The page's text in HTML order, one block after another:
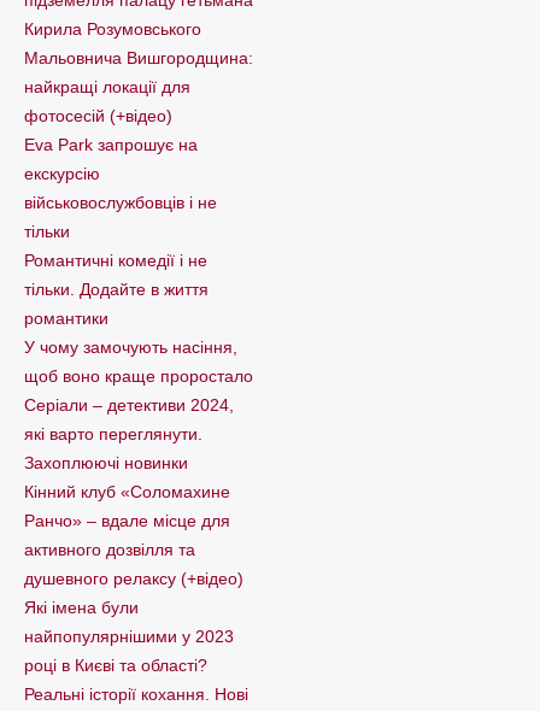
Кирила Розумовського
Мальовнича Вишгородщина:
найкращі локації для
фотосесій (+відео)
Eva Park запрошує на
екскурсію
військовослужбовців і не
тільки
Романтичні комедії і не
тільки. Додайте в життя
романтики
У чому замочують насіння,
щоб воно краще проростало
Серіали – детективи 2024,
які варто пеpеглянути.
Захоплюючі новинки
Кінний клуб «Соломахине
Ранчо» – вдале місце для
активного дозвілля та
душевного релаксу (+відео)
Які імена були
найпопулярнішими у 2023
році в Києві та області?
Реальні історії кохання. Нові